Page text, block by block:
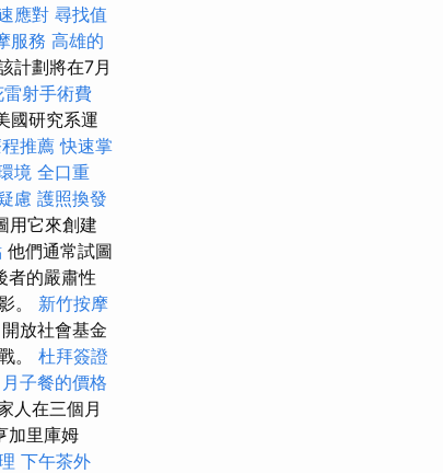
應對 尋找值
服務 高雄的
計劃將在7月
射手術費
國研究系運
程推薦快速掌
境 全口重
慮 護照換發
用它來創建
他們通常試圖
者的嚴肅性
。 新竹按摩
開放社會基金
。 杜拜簽證
月子餐的價格
人在三個月
加里庫姆
下午茶外